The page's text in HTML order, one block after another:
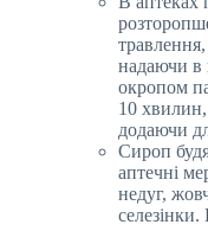
травлення,
надаючи в
окропом
10
додаючи
Сироп
аптечні
недуг,